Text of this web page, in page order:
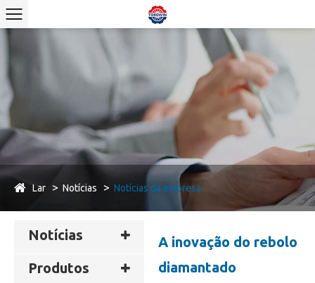
Lar Notícias Notícias da empresa
Notícias
Produtos
A inovação do rebolo
diamantado